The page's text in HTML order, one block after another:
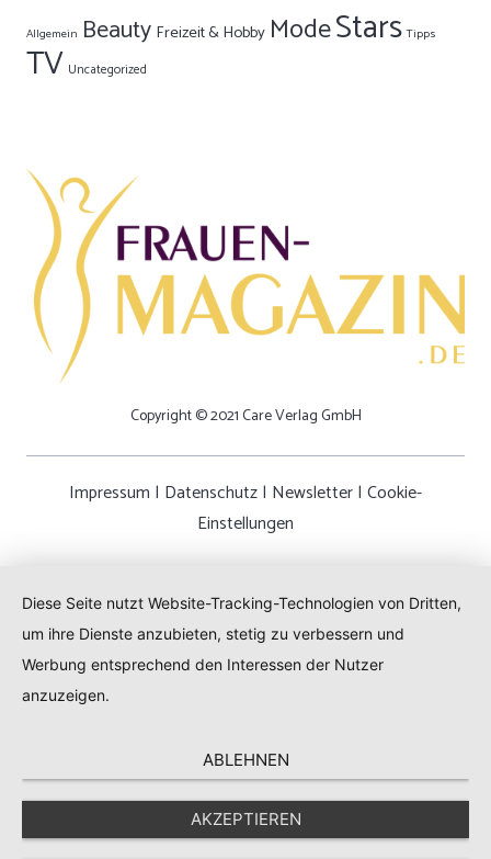
Allgemein Beauty Freizeit & Hobby ModeStars Tipps
TV Uncategorized
Copyright © 2021 Care Verlag GmbH
Impressum | Datenschutz| Newsletter| Cookie-
Einstellungen
Diese Seite nutzt Website-Tracking-Technologien von Dritten,
um ihre Dienste anzubieten, stetig zu verbessern und
Werbung entsprechend den Interessen der Nutzer
anzuzeigen.
ABLEHNEN
AKZEPTIEREN